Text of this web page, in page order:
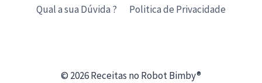
Qual a sua Dúvida ?
Politica de Privacidade
© 2026 Receitas no Robot Bimby®